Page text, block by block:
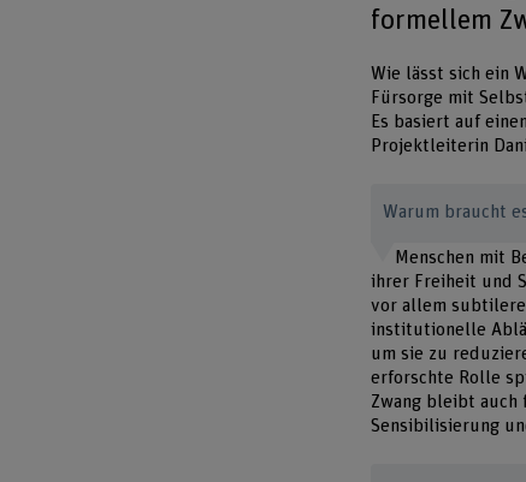
formellem
Wie lässt sich ein
Fürsorge mit
Es basiert auf
Projektleiterin
Warum braucht
Menschen mit
ihrer Freiheit und
vor allem
institutionelle
um sie zu
erforschte Rolle
Zwang bleibt auch
Sensibilisierung